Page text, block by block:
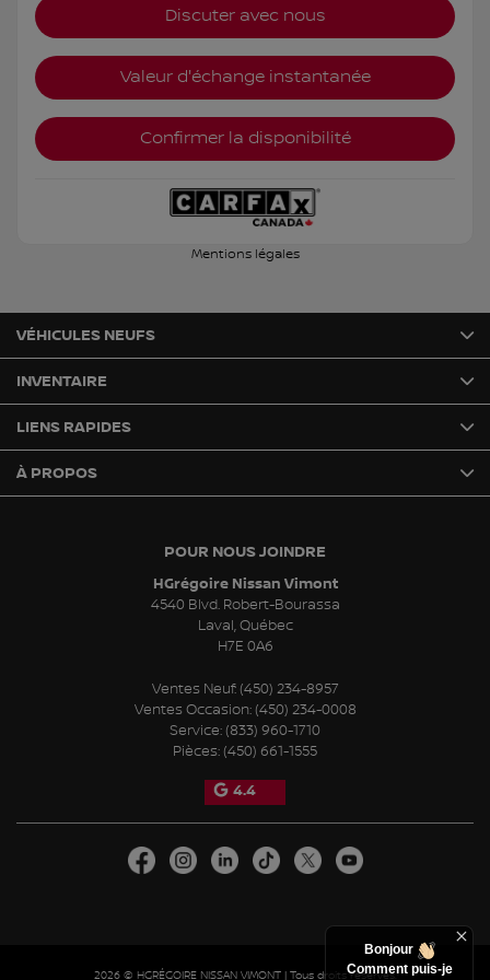
Discuter avec nous
Valeur d'échange instantanée
Confirmer la disponibilité
Mentions légales
POUR NOUS JOINDRE
HGrégoire Nissan Vimont
4540 Blvd. Robert-Bourassa
Laval,Québec
H7E 0A6
Ventes Neuf: (450) 234-8957
Ventes Occasion: (450) 234-0008
Service: (833) 960-1710
Pièces: (450) 661-1555
4.4
VÉHICULES NEUFS
INVENTAIRE
LIENS RAPIDES
À PROPOS
2026 © HGRÉGOIRE NISSAN VIMONT| Tous droits réservés.
Bonjour
Comment puis-je